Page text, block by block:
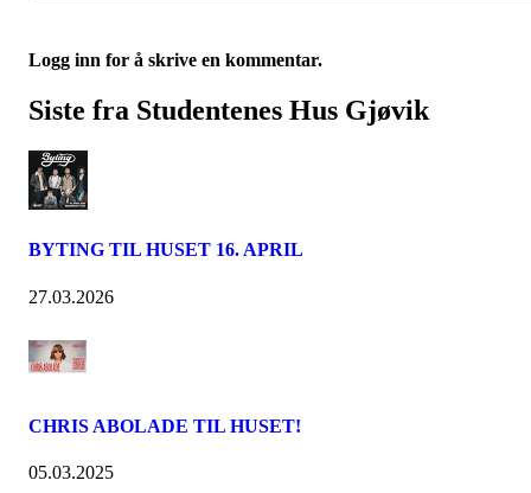
Logg inn for å skrive en kommentar.
Siste fra Studentenes Hus Gjøvik
BYTING TIL HUSET 16. APRIL
27.03.2026
CHRIS ABOLADE TIL HUSET!
05.03.2025